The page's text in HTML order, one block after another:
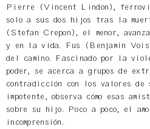
Pierre (Vincent Lindon),
solo a sus dos hijos tras la
(Stefan Crepon), el menor,
y en la vida. Fus (Benjamin
del camino. Fascinado por la
poder, se acerca a grupos de
contradicción con los valores
impotente, observa cómo esas
sobre su hijo. Poco a poco, el
incomprensión.